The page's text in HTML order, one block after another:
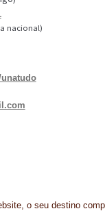
nacional)
o seu destino